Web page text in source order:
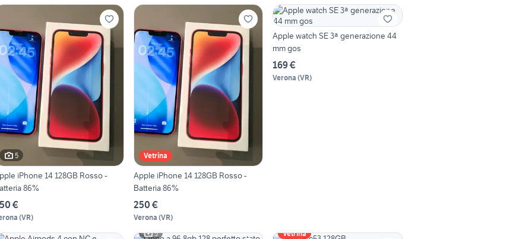
5
iPhone 14 128GB Rosso -
86%
€
(VR)
Vetrina
Apple iPhone 14 128GB Rosso -
Batteria 86%
250 €
Verona (VR)
Apple watch SE 3ª generazione 44
mm gos
169 €
Verona (VR)
5 Vetrina